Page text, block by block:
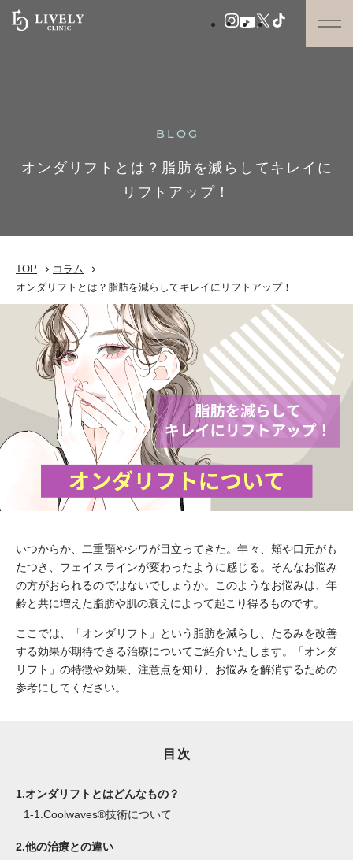
BLOG
オンダリフトとは？脂肪を減らしてキレイに
リフトアップ！
TOP
コラム
オンダリフトとは？脂肪を減らしてキレイにリフトアップ！
いつからか、二重顎やシワが目立ってきた。年々、頬や口元がも
たつき、フェイスラインが変わったように感じる。そんなお悩み
の方がおられるのではないでしょうか。このようなお悩みは、年
齢と共に増えた脂肪や肌の衰えによって起こり得るものです。
ここでは、「オンダリフト」という脂肪を減らし、たるみを改善
する効果が期待できる治療についてご紹介いたします。「オンダ
リフト」の特徴や効果、注意点を知り、お悩みを解消するための
参考にしてください。
目次
1.オンダリフトとはどんなもの？
1-1. Coolwaves®技術について
2.他の治療との違い